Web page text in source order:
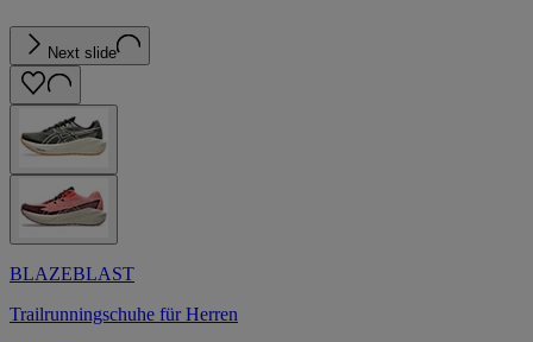
Next slide
BLAZEBLAST
Trailrunningschuhe für Herren